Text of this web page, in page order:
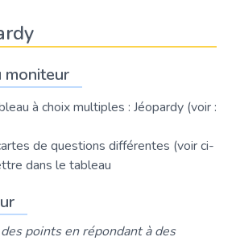
moniteur
à choix multiples : Jéopardy (voir :
de questions différentes (voir ci-
dans le tableau
points en répondant à des